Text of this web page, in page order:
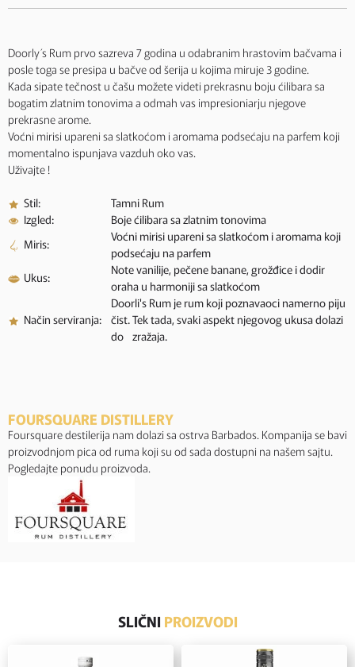
Doorly´s Rum prvo sazreva 7 godina u odabranim hrastovim bačvama i
posle toga se presipa u bačve od šerija u kojima miruje 3 godine.
Kada sipate tečnost u čašu možete videti prekrasnu boju ćilibara sa
bogatim zlatnim tonovima a odmah vas impresioniarju njegove
prekrasne arome.
Voćni mirisi upareni sa slatkoćom i aromama podsećaju na parfem koji
momentalno ispunjava vazduh oko vas.
Uživajte !
Stil:
Tamni Rum
Izgled:
Boje ćilibara sa zlatnim tonovima
Miris:
Voćni mirisi upareni sa slatkoćom i aromama koji
podsećaju na parfem
Ukus:
Note vanilije, pečene banane, grožđice i dodir
oraha u harmoniji sa slatkoćom
Način serviranja:
Doorli's Rum je rum koji poznavaoci namerno piju
čist. Tek tada, svaki aspekt njegovog ukusa dolazi
do zražaja.
FOURSQUARE DISTILLERY
Foursquare destilerija nam dolazi sa ostrva Barbados. Kompanija se bavi
proizvodnjom pica od ruma koji su od sada dostupni na našem sajtu.
Pogledajte ponudu proizvoda.
SLIČNI PROIZVODI